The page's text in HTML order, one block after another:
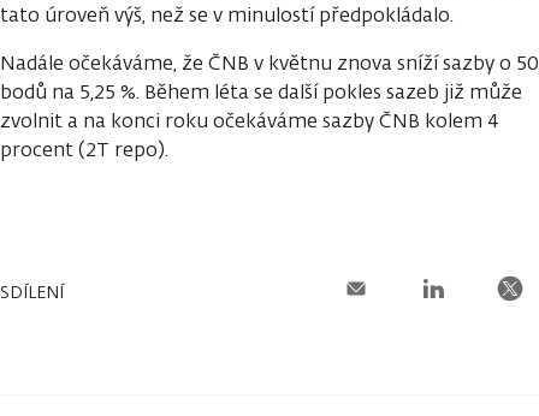
tato úroveň výš, než se v minulostí předpokládalo.
Nadále očekáváme, že ČNB v květnu znova sníží sazby o 50
bodů na 5,25 %. Během léta se další pokles sazeb již může
zvolnit a na konci roku očekáváme sazby ČNB kolem 4
procent (2T repo).
SDÍLENÍ